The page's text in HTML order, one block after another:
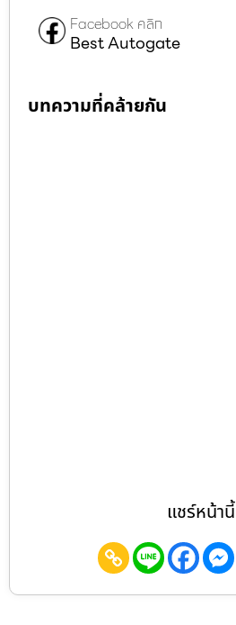
Facebook คลิก
Best Autogate
บทความที่คล้ายกัน
แชร์หน้านี้